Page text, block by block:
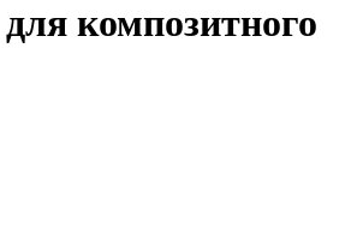
композитного